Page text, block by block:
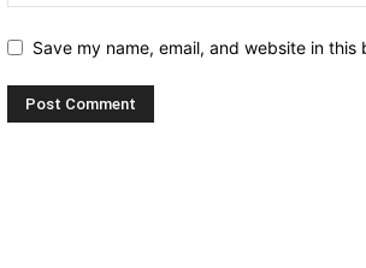
Save my name, email, and website in